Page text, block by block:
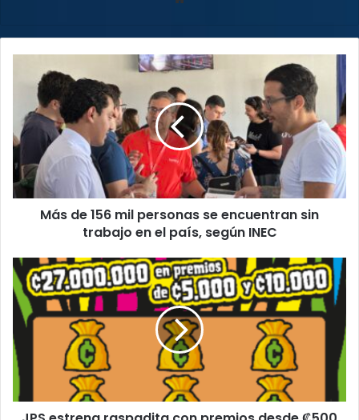
personas
se
encuentran
sin
trabajo
según
INEC
Más de 156 mil personas se encuentran sin
trabajo en el país, según INEC
JPS
estrena
raspadita
con
premios
desde
₡500
₡20
millones